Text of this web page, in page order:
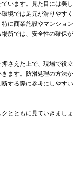
います。見た目には美し
境では足元が滑りやすく
に商業施設やマンション
所では、安全性の確保が
さえた上で、現場で役立
ます。防滑処理の方法か
する際に参考にしやすい
とともに見ていきましょ